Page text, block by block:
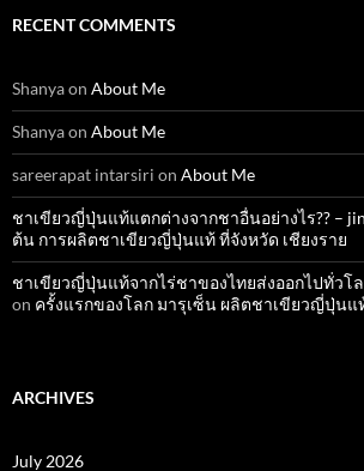
RECENT COMMENTS
Shanyaon About Me
Shanyaon About Me
sareerapat intarsiri on About Me
ชาเขียวญี่ปุ่นแท้แตกต่างจากชาอื่นอย่างไร?? –
ต้น การผลิตชาเขียวญี่ปุ่นแท้ ที่จังหวัด เชียงราย
ชาเขียวญี่ปุ่นแท้จากไร่ชาของไทยส่งออกไปทั่วโ
on ครั้งแรกของโลก มารุเซ็น ผลิตชาเขียวญี่ปุ่นแ
ARCHIVES
July 2026